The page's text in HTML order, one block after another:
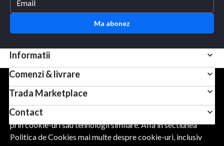
Ma abonez
Informatii
Comenzi & livrare
Trada Marketplace
Contact
URMARESTE-NE
Pentru scopuri precum afisarea de continut personalizat,
folosim module cookie sau tehnologii similare. Apasand
Accept, esti de acord sa permiti colectarea de informatii
prin cookie-uri sau tehnologii similare. Afla in sectiunea
Politica de Cookies mai multe despre cookie-uri, inclusiv